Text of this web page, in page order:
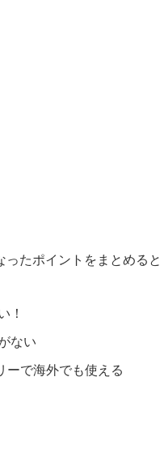
ったポイントをまとめると
！
ない
ーで海外でも使える